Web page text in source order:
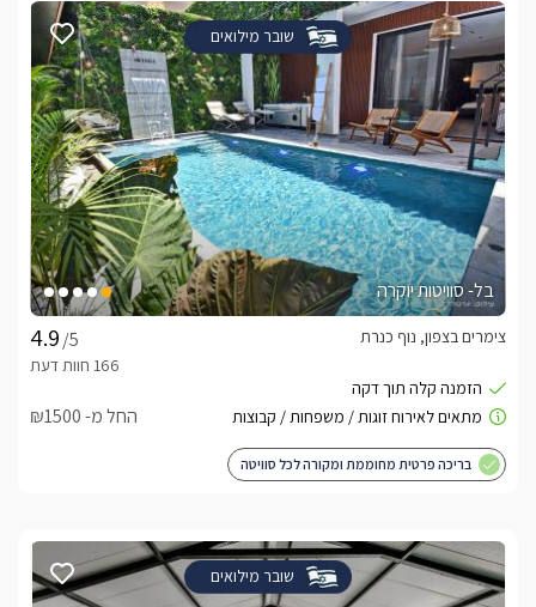
שובר מילואים
בל- סוויטות יוקרה
/5
צימרים בצפון, נוף כנרת
החל מ- ₪1500
בריכה פרטית מחוממת ומקורה לכל סוויטה
שובר מילואים